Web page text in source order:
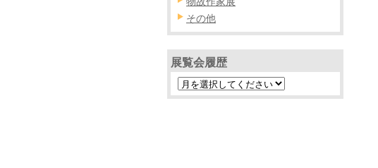
その他
展覧会履歴